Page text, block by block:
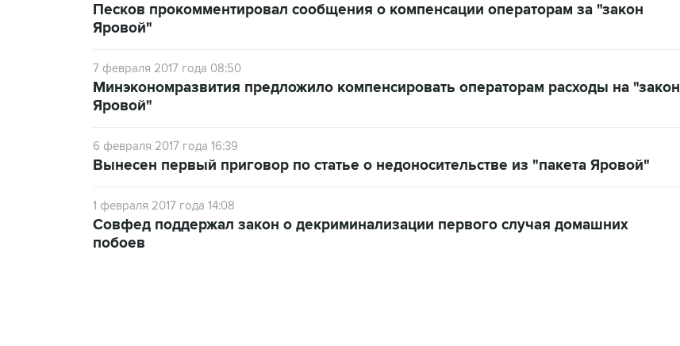
Песков прокомментировал сообщения о компенсации операторам за "закон
Яровой"
7 февраля 2017 года 08:50
Минэкономразвития предложило компенсировать операторам расходы на "закон
Яровой"
6 февраля 2017 года 16:39
Вынесен первый приговор по статье о недоносительстве из "пакета Яровой"
1 февраля 2017 года 14:08
Совфед поддержал закон о декриминализации первого случая домашних
побоев